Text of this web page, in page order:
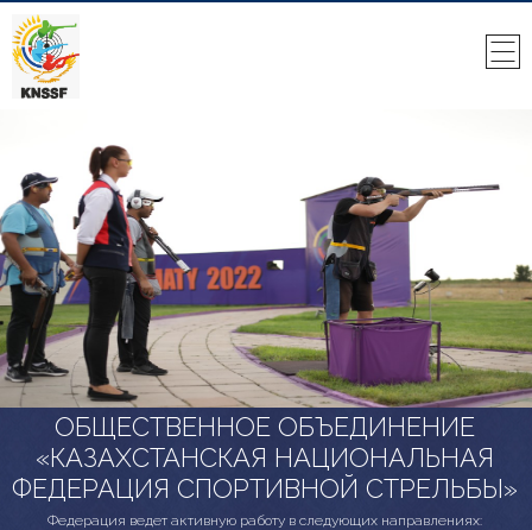
ОБЩЕСТВЕННОЕ ОБЪЕДИНЕНИЕ
«КАЗАХСТАНСКАЯ НАЦИОНАЛЬНАЯ
ФЕДЕРАЦИЯ СПОРТИВНОЙ СТРЕЛЬБЫ»
Федерация ведет активную работу в следующих направлениях: